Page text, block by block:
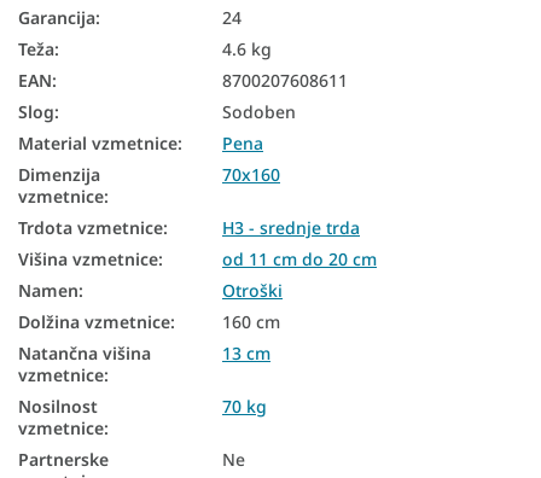
Garancija:
24
Teža:
4.6 kg
EAN:
8700207608611
Slog:
Sodoben
Material vzmetnice:
Pena
Dimenzija
vzmetnice:
70x160
Trdota vzmetnice:
H3 - srednje trda
Višina vzmetnice:
od 11 cm do 20 cm
Namen:
Otroški
Dolžina vzmetnice:
160 cm
Natančna višina
vzmetnice:
13 cm
Nosilnost
vzmetnice:
70 kg
Partnerske
Ne